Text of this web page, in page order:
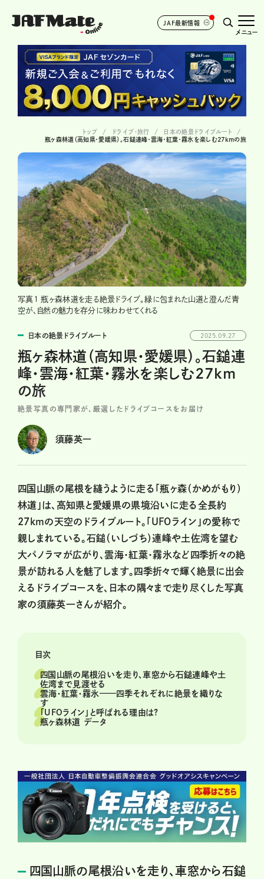
JAF最新情報
メニュー
トップ ドライブ･旅行
日本の絶景ドライブルート
瓶ヶ森林道（高知県・愛媛県）。石鎚連峰・雲海・紅葉・霧氷を楽しむ27kmの旅
写真1 瓶ヶ森林道を走る絶景ドライブ。緑に包まれた山道と澄んだ青
空が、自然の魅力を存分に味わわせてくれる
日本の絶景ドライブルート 2025.09.27
瓶ヶ森林道（高知県・愛媛県）。石鎚連
峰・雲海・紅葉・霧氷を楽しむ27km
の旅
絶景写真の専門家が、厳選したドライブコースをお届け
須藤英一
四国山脈の尾根を縫うように走る「瓶ヶ森（かめがもり）
林道」は、高知県と愛媛県の県境沿いに走る全長約
27kmの天空のドライブルート。「UFOライン」の愛称で
親しまれている。石鎚（いしづち）連峰や土佐湾を望む
大パノラマが広がり、雲海・紅葉・霧氷など四季折々の絶
景が訪れる人を魅了します。四季折々で輝く絶景に出会
えるドライブコースを、日本の隅々まで走り尽くした写真
家の須藤英一さんが紹介。
目次
四国山脈の尾根沿いを走り、車窓から石鎚連峰や土
佐湾まで見渡せる
雲海・紅葉・霧氷——四季それぞれに絶景を織りな
す
「UFOライン」と呼ばれる理由は?
瓶ヶ森林道 データ
四国山脈の尾根沿いを走り、車窓から石鎚